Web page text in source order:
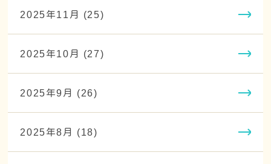
2025年11月 (25)
2025年10月 (27)
2025年9月 (26)
2025年8月 (18)